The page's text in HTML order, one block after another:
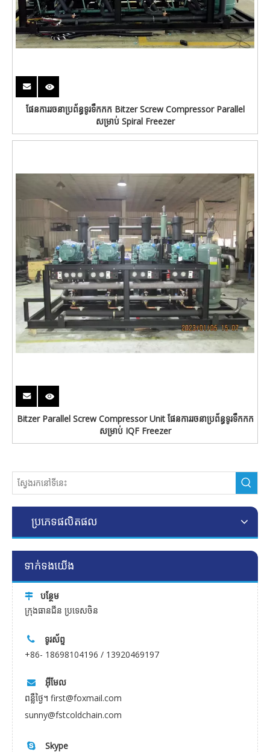
ផែនការរចនាប្រព័ន្ធទូរទឹកកក Bitzer Screw Compressor Parallel
សម្រាប់ Spiral Freezer
Bitzer Parallel Screw Compressor Unit ផែនការរចនាប្រព័ន្ធទូរទឹកកក
សម្រាប់ IQF Freezer
ប្រភេទផលិតផល
ទាក់ទង​យើង

បន្ថែម
ក្រុងធានជីន ប្រទេសចិន

ទូរស័ព្ទ
+86- 18698104196 / 13920469197

អ៊ីមែល
ពន្លឺថ្ងៃ។ first@foxmail.com
sunny@fstcoldchain.com

Skype